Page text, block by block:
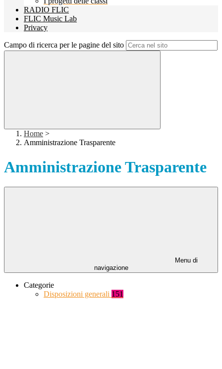
RADIO FLIC
FLIC Music Lab
Privacy
Campo di ricerca per le pagine del sito
Home >
Amministrazione Trasparente
Amministrazione Trasparente
Menu di
navigazione
Categorie
Disposizioni generali 151